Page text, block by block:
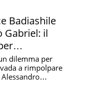
Badiashile
Gabriel: il
dilemma per
a rimpolpare